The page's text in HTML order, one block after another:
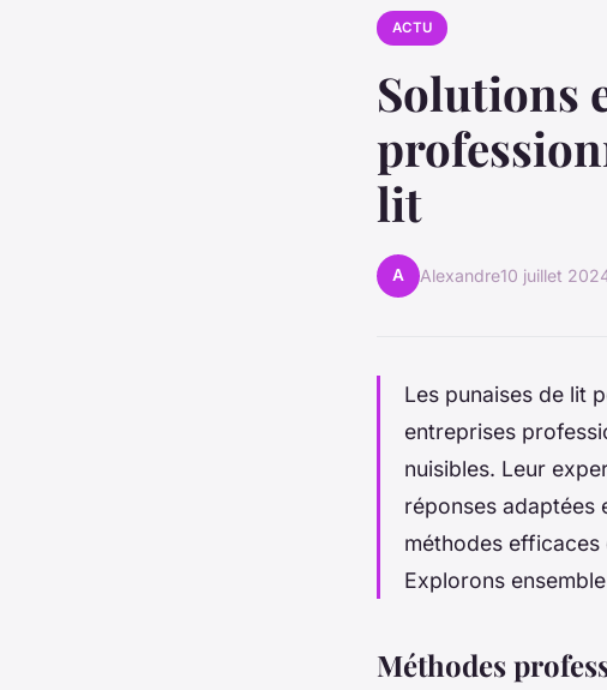
ACTU
Solutions
lit
A Alexandre10 juillet
Les punaises de lit
entreprises
nuisibles. Leur
réponses adaptées
méthodes
Explorons
Méthodes